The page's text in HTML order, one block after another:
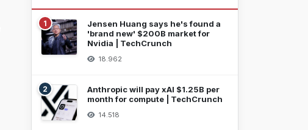
1
Jensen Huang says he's found a
'brand new' $200B market for
Nvidia | TechCrunch
18.962
2
Anthropic will pay xAI $1.25B per
month for compute | TechCrunch
14.518